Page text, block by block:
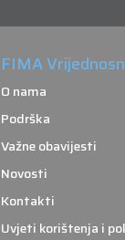
FIMA
O nama
Podrška
Važne obavijesti
Novosti
Kontakti
Uvjeti korištenja i